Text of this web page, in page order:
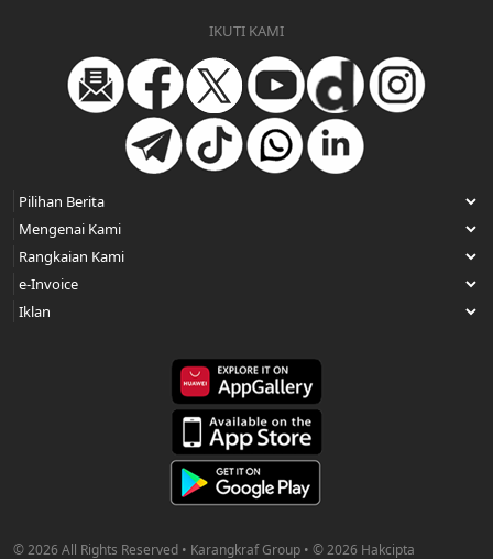
IKUTI KAMI
© 2026 All Rights Reserved • Karangkraf Group • © 2026 Hakcipta